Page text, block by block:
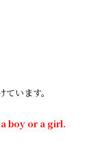
います。
boy or a girl.